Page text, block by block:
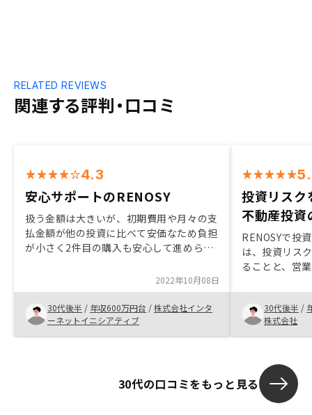
関連する評判・口コミ
RELATED REVIEWS
4.3
安心サポートのRENOSY
扱う金額は大きいが、初期費用や月々の支
払金額が他の投資に比べて安価なため負担
が小さく2件目の購入も安心して進められ
定申告の方法など手厚いサポートがあり安
心できる。
2022年10月08日
30代後半 / 年収600万円台 /株式会社インタ
ーネットイニシアティブ
投資リスク
不動産投資
RENOSYで投
は、投資リス
ることと、営業
教育費等、月
でした。 た
動産投資リス
老後の資産形
運用に思考を
た。 また、生
とも非常に魅
30代後半 /
株式会社
30代の口コミをもっと見る